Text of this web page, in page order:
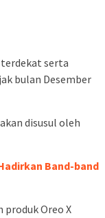
serta
bulan Desember
disusul oleh
Band-band
produk Oreo X